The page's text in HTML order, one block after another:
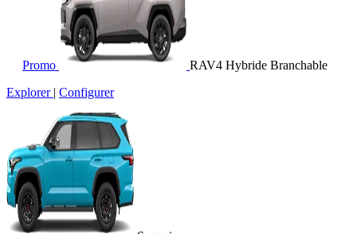
Promo
RAV4 Hybride Branchable
Explorer | Configurer